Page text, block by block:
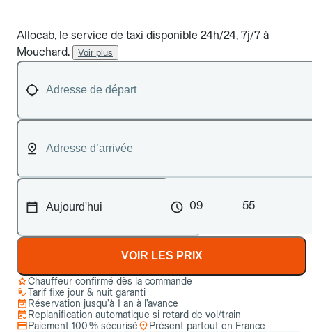
Allocab, le service de taxi disponible 24h/24, 7j/7 à
Mouchard.
Voir plus
09 55
VOIR LES PRIX
Chauffeur confirmé dès la commande
Tarif fixe jour & nuit garanti
Réservation jusqu’à 1 an à l’avance
Replanification automatique si retard de vol/train
Paiement 100 % sécurisé
Présent partout en France